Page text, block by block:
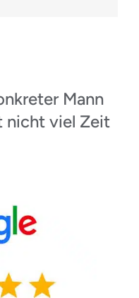
Mann
nicht viel Zeit